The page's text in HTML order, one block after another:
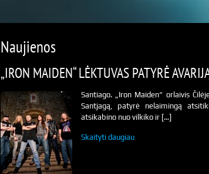
Naujienos
„IRON MAIDEN“ LĖKTUVAS PATYRĖ
Santiago. „Iron Maiden“ orlaivis
Santjagą, patyrė nelaimingą
atsikabino nuo vilkiko ir […]
Skaityti daugiau